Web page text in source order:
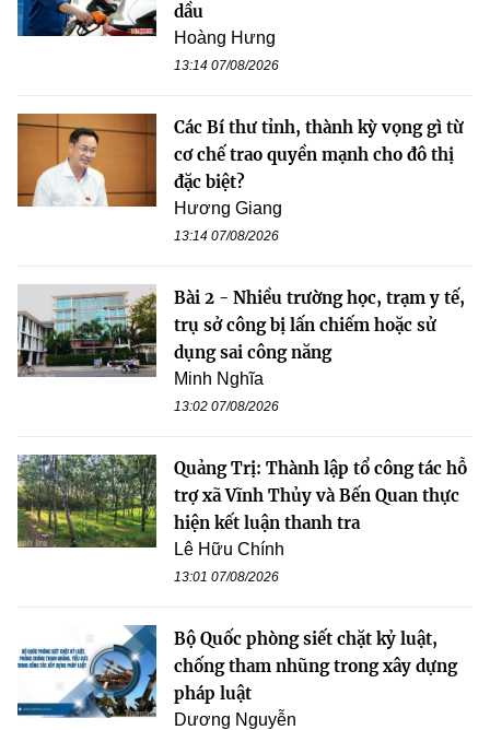
dầu
Hoàng Hưng
13:14 07/08/2026
Các Bí thư tỉnh, thành kỳ vọng gì từ
cơ chế trao quyền mạnh cho đô thị
đặc biệt?
Hương Giang
13:14 07/08/2026
Bài 2 - Nhiều trường học, trạm y tế,
trụ sở công bị lấn chiếm hoặc sử
dụng sai công năng
Minh Nghĩa
13:02 07/08/2026
Quảng Trị: Thành lập tổ công tác hỗ
trợ xã Vĩnh Thủy và Bến Quan thực
hiện kết luận thanh tra
Lê Hữu Chính
13:01 07/08/2026
Bộ Quốc phòng siết chặt kỷ luật,
chống tham nhũng trong xây dựng
pháp luật
Dương Nguyễn